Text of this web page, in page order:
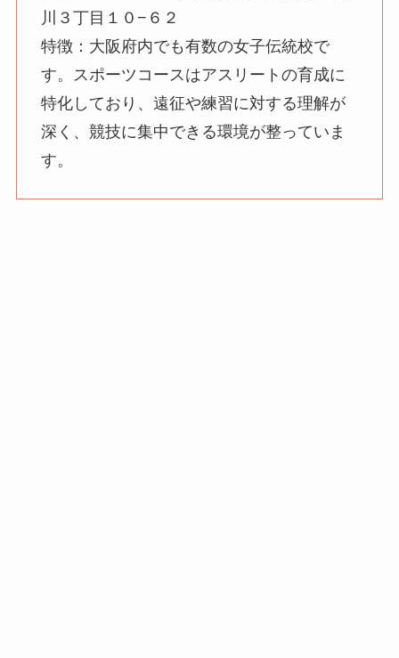
川３丁目１０−６２
特徴：大阪府内でも有数の女子伝統校で
す。スポーツコースはアスリートの育成に
特化しており、遠征や練習に対する理解が
深く、競技に集中できる環境が整っていま
す。